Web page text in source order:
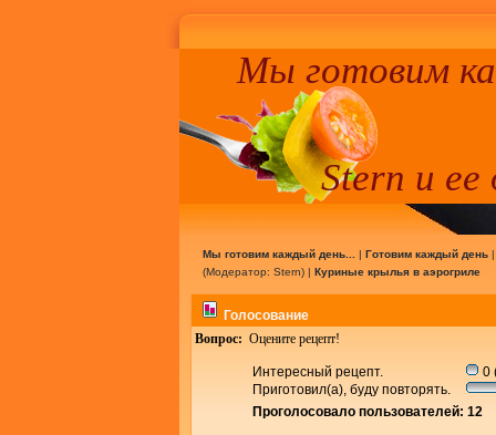
Мы готовим
Stern и ее
Мы готовим каждый день... | Готовим каждый день
(Модератор: Stern) | Куриные крылья в аэрогриле
Голосование
Вопрос: Оцените рецепт!
Интересный рецепт.
0
Приготовил(а), буду повторять.
Проголосовало пользователей: 12